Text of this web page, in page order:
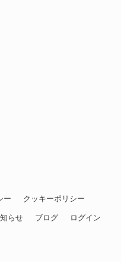
ー クッキーポリシー
らせ ブログ ログイン